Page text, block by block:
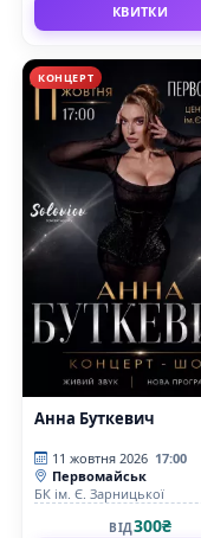
КВИТКИ
КОНЦЕРТ
Анна Буткевич
11 жовтня 2026 17:00
Первомайськ
БК ім. Є. Зарницької
ВІД300₴